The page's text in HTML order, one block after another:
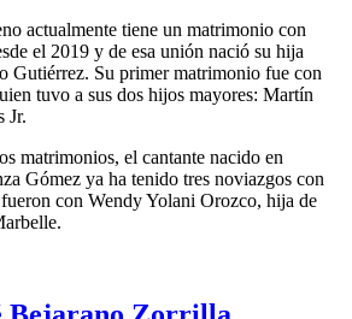
actualmente tiene un matrimonio con
el 2019 y de esa unión nació su hija
Gutiérrez. Su primer matrimonio fue con
tuvo a sus dos hijos mayores: Martín
Jr.
matrimonios, el cantante nacido en
Gómez ya ha tenido tres noviazgos con
con Wendy Yolani Orozco, hija de